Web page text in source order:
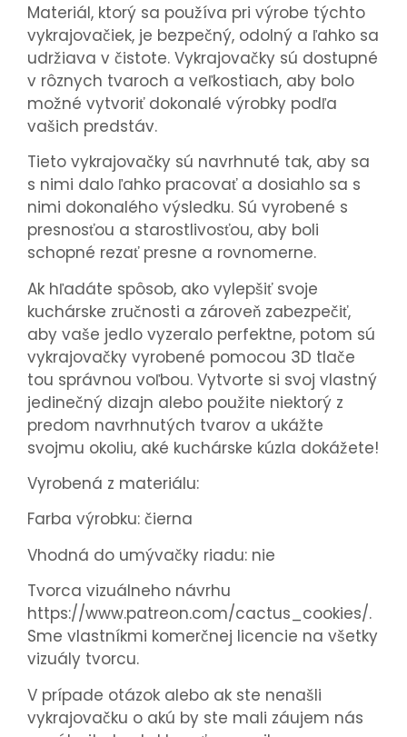
Materiál, ktorý sa používa pri výrobe týchto
vykrajovačiek, je bezpečný, odolný a ľahko sa
udržiava v čistote. Vykrajovačky sú dostupné
v rôznych tvaroch a veľkostiach, aby bolo
možné vytvoriť dokonalé výrobky podľa
vašich predstáv.
Tieto vykrajovačky sú navrhnuté tak, aby sa
s nimi dalo ľahko pracovať a dosiahlo sa s
nimi dokonalého výsledku. Sú vyrobené s
presnosťou a starostlivosťou, aby boli
schopné rezať presne a rovnomerne.
Ak hľadáte spôsob, ako vylepšiť svoje
kuchárske zručnosti a zároveň zabezpečiť,
aby vaše jedlo vyzeralo perfektne, potom sú
vykrajovačky vyrobené pomocou 3D tlače
tou správnou voľbou. Vytvorte si svoj vlastný
jedinečný dizajn alebo použite niektorý z
predom navrhnutých tvarov a ukážte
svojmu okoliu, aké kuchárske kúzla dokážete!
Vyrobená z materiálu:
Farba výrobku: čierna
Vhodná do umývačky riadu: nie
Tvorca vizuálneho návrhu
https://www.patreon.com/cactus_cookies/.
Sme vlastníkmi komerčnej licencie na všetky
vizuály tvorcu.
V prípade otázok alebo ak ste nenašli
vykrajovačku o akú by ste mali záujem nás